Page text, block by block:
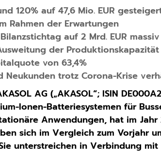
120% auf 47,6 Mio. EUR
Rahmen der Erwartungen
auf 2 Mrd. EUR
der
von 63,4%
Neukunden trotz Corona-Krise
AG („AKASOL“; ISIN
Ionen-Batteriesystemen für
Anwendungen, hat im Jahr
sich im Vergleich zum Vorjahr
unterstreichen in Verbindung